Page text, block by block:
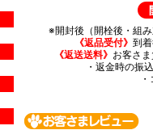
※開封後（開栓後・組み
《返品受付》 到
《返送送料》 お客さ
・返金時の振
・